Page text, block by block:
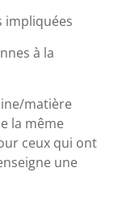
impliquées
à la
matière
la même
ceux qui ont
une